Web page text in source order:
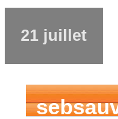
21 juillet